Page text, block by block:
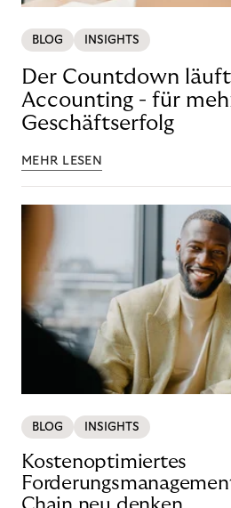
BLOG INSIGHTS
Der Countdown
Accounting - für
Geschäftserfolg
MEHR LESEN
BLOG INSIGHTS
Kostenoptimiertes